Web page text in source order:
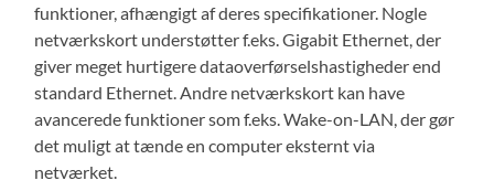
funktioner, afhængigt af deres specifikationer. Nogle
netværkskort understøtter f.eks. Gigabit Ethernet, der
giver meget hurtigere dataoverførselshastigheder end
standard Ethernet. Andre netværkskort kan have
avancerede funktioner som f.eks. Wake-on-LAN, der gør
det muligt at tænde en computer eksternt via
netværket.